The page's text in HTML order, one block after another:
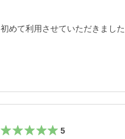
初めて利用させていただきまし
5